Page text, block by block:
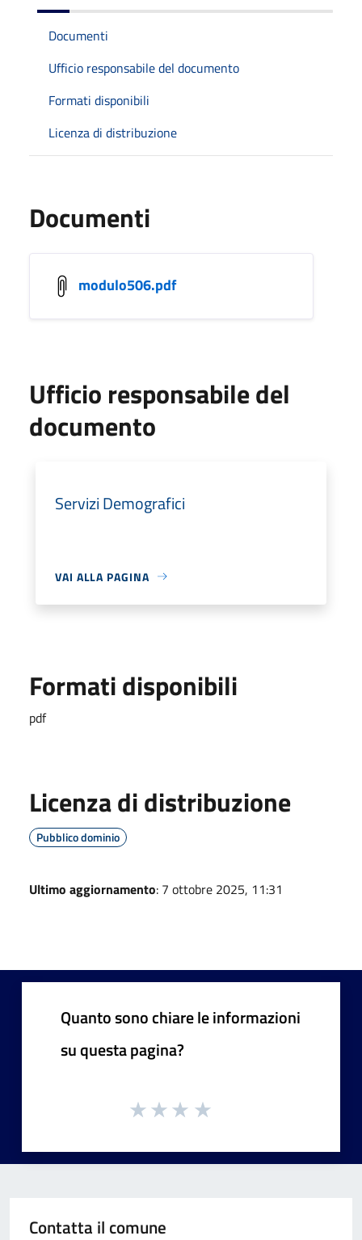
Documenti
Ufficio responsabile del documento
Formati disponibili
Licenza di distribuzione
Documenti
modulo506.pdf
Ufficio responsabile del
documento
Servizi Demografici
VAI ALLA PAGINA
Formati disponibili
pdf
Licenza di distribuzione
Pubblico dominio
Ultimo aggiornamento: 7 ottobre 2025, 11:31
Quanto sono chiare le informazioni
su questa pagina?
Contatta il comune